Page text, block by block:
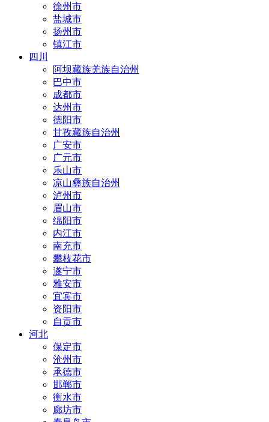
徐州市
盐城市
扬州市
镇江市
四川
阿坝藏族羌族自治州
巴中市
成都市
达州市
德阳市
甘孜藏族自治州
广安市
广元市
乐山市
凉山彝族自治州
泸州市
眉山市
绵阳市
内江市
南充市
攀枝花市
遂宁市
雅安市
宜宾市
资阳市
自贡市
河北
保定市
沧州市
承德市
邯郸市
衡水市
廊坊市